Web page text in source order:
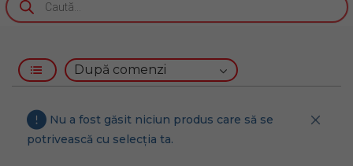
Nu a fost găsit niciun produs care să se
potrivească cu selecția ta.